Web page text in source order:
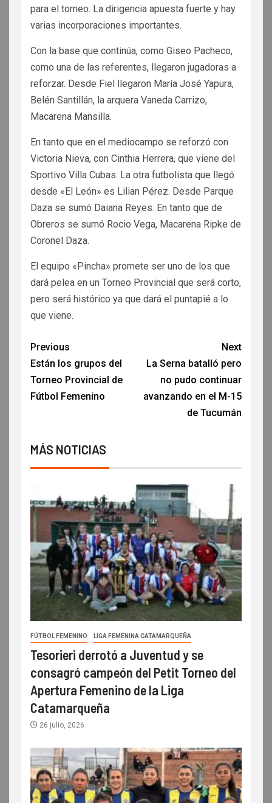
para el torneo. La dirigencia apuesta fuerte y hay
varias incorporaciones importantes.
Con la base que continúa, como Giseo Pacheco,
como una de las referentes, llegaron jugadoras a
reforzar. Desde Fiel llegaron María José Yapura,
Belén Santillán, la arquera Vaneda Carrizo,
Macarena Mansilla.
En tanto que en el mediocampo se reforzó con
Victoria Nieva, con Cinthia Herrera, que viene del
Sportivo Villa Cubas. La otra futbolista que llegó
desde «El León» es Lilian Pérez. Desde Parque
Daza se sumó Daiana Reyes. En tanto que de
Obreros se sumó Rocio Vega, Macarena Ripke de
Coronel Daza.
El equipo «Pincha» promete ser uno de los que
dará pelea en un Torneo Provincial que será corto,
pero será histórico ya que dará el puntapié a lo
que viene.
Previous
Están los grupos del
Torneo Provincial de
Fútbol Femenino
Next
La Serna batalló pero
no pudo continuar
avanzando en el M-15
de Tucumán
MÁS NOTICIAS
FÚTBOL FEMENINO LIGA FEMENINA CATAMARQUEÑA
Tesorieri derrotó a Juventud y se
consagró campeón del Petit Torneo del
Apertura Femenino de la Liga
Catamarqueña
26 julio, 2026